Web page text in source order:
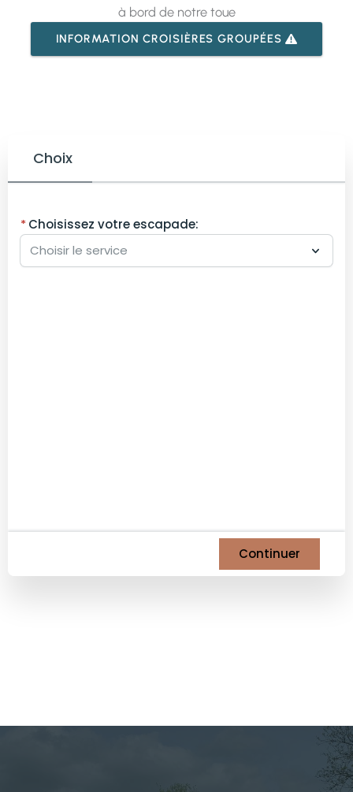
à bord de notre toue
INFORMATION CROISIÈRES GROUPÉES
Choix
Choisissez votre escapade:
Continuer